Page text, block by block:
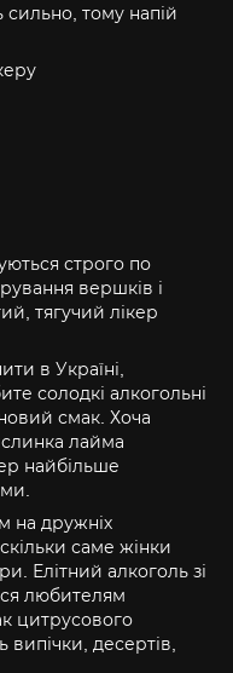
тому напій
строго по
вершків і
тягучий лікер
в Україні,
солодкі алкогольні
смак. Хоча
лайма
найбільше
на дружніх
саме жінки
Елітний алкоголь зі
любителям
цитрусового
випічки, десертів,